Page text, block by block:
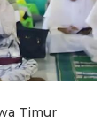
Timur